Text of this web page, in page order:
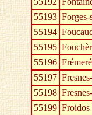
55193 Forges-
55194
55195
55196
55197
55198
55199 Froidos